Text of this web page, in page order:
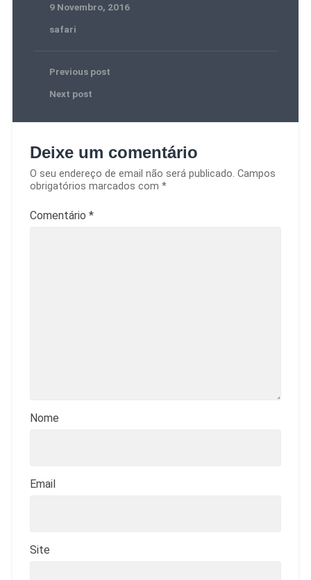
9 Novembro, 2016
safari
Previous post
Next post
Deixe um comentário
O seu endereço de email não será publicado. Campos
obrigatórios marcados com *
Comentário *
Nome
Email
Site